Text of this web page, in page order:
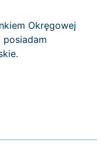
Okręgowej
posiadam